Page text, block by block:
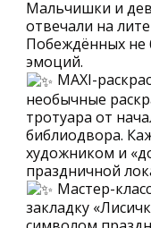
Мальчишки и
отвечали на
Побеждённых
эмоций.
MAXI-
необычные
тротуара от
библиодвора.
художником и
праздничной
Мастер-
закладку